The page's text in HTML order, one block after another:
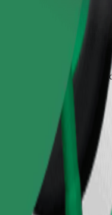
vožnju za djecu od